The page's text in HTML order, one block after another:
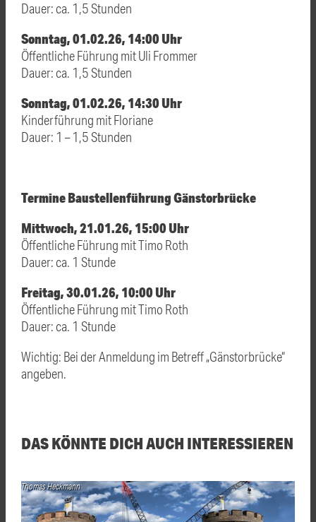
Dauer: ca. 1,5 Stunden
Sonntag, 01.02.26, 14:00 Uhr
Öffentliche Führung mit Uli Frommer
Dauer: ca. 1,5 Stunden
Sonntag, 01.02.26, 14:30 Uhr
Kinderführung mit Floriane
Dauer: 1 – 1,5 Stunden
Termine Baustellenführung Gänstorbrücke
Mittwoch, 21.01.26, 15:00 Uhr
Öffentliche Führung mit Timo Roth
Dauer: ca. 1 Stunde
Freitag, 30.01.26, 10:00 Uhr
Öffentliche Führung mit Timo Roth
Dauer: ca. 1 Stunde
Wichtig: Bei der Anmeldung im Betreff „Gänstorbrücke“
angeben.
DAS KÖNNTE DICH AUCH INTERESSIEREN
Thomas Heckmann